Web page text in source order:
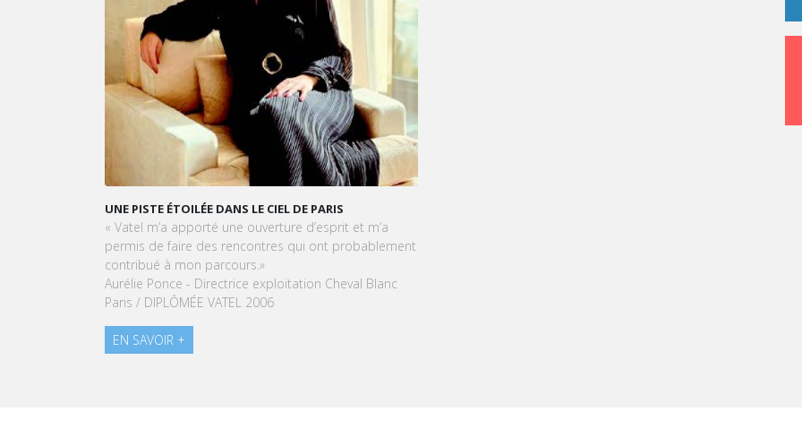
UNE PISTE ÉTOILÉE DANS LE CIEL DE PARIS
« Vatel m’a apporté une ouverture d’esprit et m’a
permis de faire des rencontres qui ont probablement
contribué à mon parcours.»
Aurélie Ponce - Directrice exploitation Cheval Blanc
Paris / DIPLÔMÉE VATEL 2006
EN SAVOIR +
Le groupe VATEL, spécialisé dans l’enseignement du